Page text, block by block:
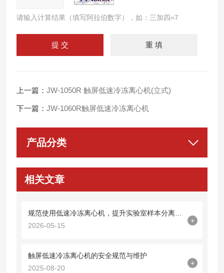
请输入计算结果（填写阿拉伯数字），如：三加四=7
上一篇：JW-1050R 触屏低速冷冻离心机(立式)
下一篇：JW-1060R触屏低速冷冻离心机
产品分类
相关文章
规范使用低速冷冻离心机，提升实验室样本分离质量
2026-05-15
+
触屏低速冷冻离心机的安全规范与维护
2025-08-20
+